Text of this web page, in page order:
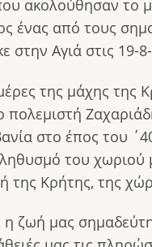
ακολούθησαν το
ένας από τους
στην Αγιά στις
της μάχης της
στο έπος του
του
της Κρήτης, της
ζωή μας